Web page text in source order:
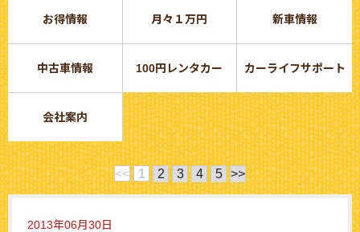
お得情報 月々１万円 新車情報
中古車情報 100円レンタカー カーライフサポート
会社案内
<< 1 2 3 4 5 >>
2013年06月30日